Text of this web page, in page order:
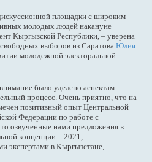
площадки с широким
молодых людей накануне
Кыргызской Республики, – уверена
выборов из Саратова Юлия
молодежной электоральной
было уделено аспектам
процесс. Очень приятно, что на
позитивный опыт Центральной
Федерации по работе с
озвученные нами предложения в
концепции – 2021,
экспертами в Кыргызстане, –